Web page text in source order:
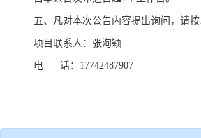
五、凡对本次公告内容提出询问，请按
项目联系人： 张洵颖
电 话： 17742487907